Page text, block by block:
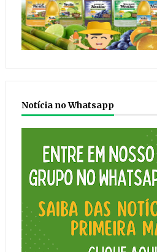
Notícia no Whatsapp